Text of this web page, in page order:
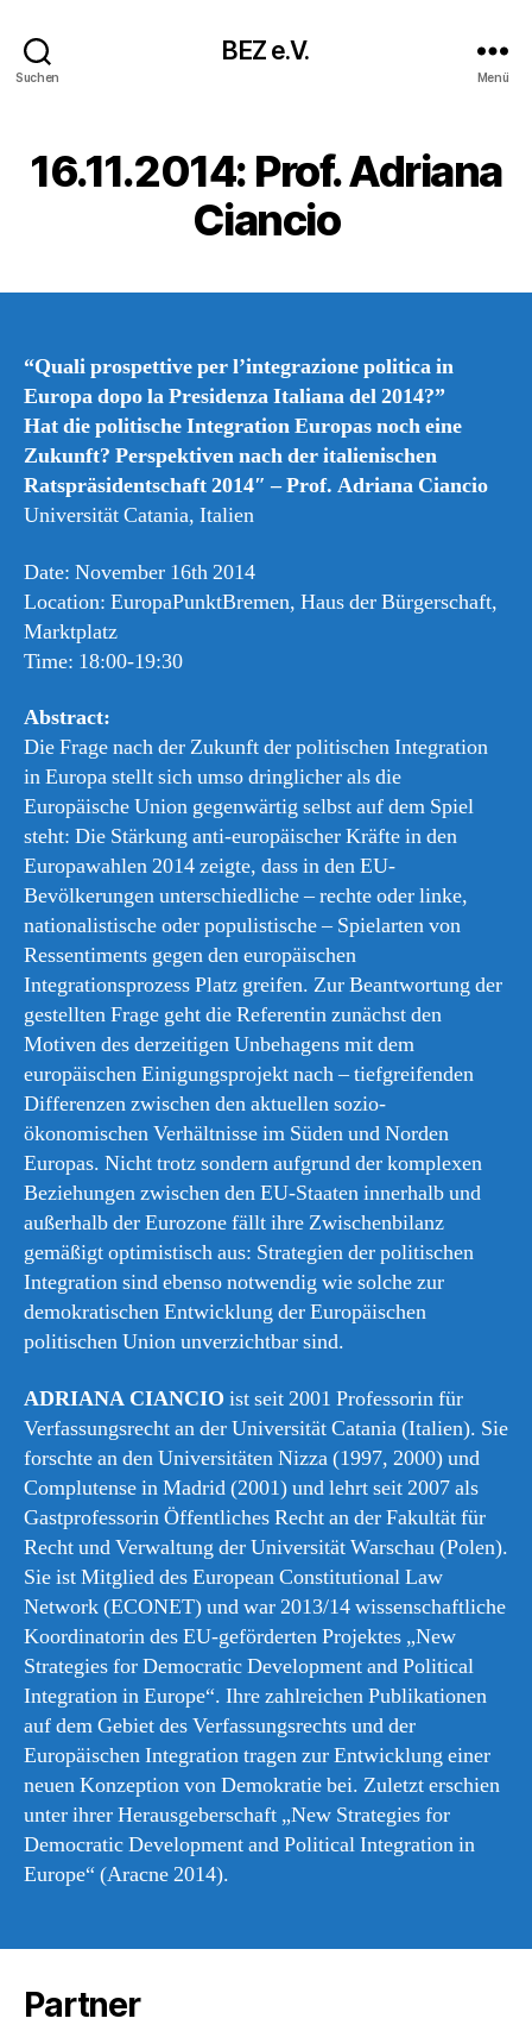
Suchen
BEZ e.V.
Menü
16.11.2014: Prof. Adriana
Ciancio
“Quali prospettive per l’integrazione politica in
Europa dopo la Presidenza Italiana del 2014?”
Hat die politische Integration Europas noch eine
Zukunft? Perspektiven nach der italienischen
Ratspräsidentschaft 2014″ – Prof. Adriana Ciancio
Universität Catania, Italien
Date: November 16th 2014
Location: EuropaPunktBremen, Haus der Bürgerschaft,
Marktplatz
Time: 18:00-19:30
Abstract:
Die Frage nach der Zukunft der politischen Integration
in Europa stellt sich umso dringlicher als die
Europäische Union gegenwärtig selbst auf dem Spiel
steht: Die Stärkung anti-europäischer Kräfte in den
Europawahlen 2014 zeigte, dass in den EU-
Bevölkerungen unterschiedliche – rechte oder linke,
nationalistische oder populistische – Spielarten von
Ressentiments gegen den europäischen
Integrationsprozess Platz greifen. Zur Beantwortung der
gestellten Frage geht die Referentin zunächst den
Motiven des derzeitigen Unbehagens mit dem
europäischen Einigungsprojekt nach – tiefgreifenden
Differenzen zwischen den aktuellen sozio-
ökonomischen Verhältnisse im Süden und Norden
Europas. Nicht trotz sondern aufgrund der komplexen
Beziehungen zwischen den EU-Staaten innerhalb und
außerhalb der Eurozone fällt ihre Zwischenbilanz
gemäßigt optimistisch aus: Strategien der politischen
Integration sind ebenso notwendig wie solche zur
demokratischen Entwicklung der Europäischen
politischen Union unverzichtbar sind.
ADRIANA CIANCIO ist seit 2001 Professorin für
Verfassungsrecht an der Universität Catania (Italien). Sie
forschte an den Universitäten Nizza (1997, 2000) und
Complutense in Madrid (2001) und lehrt seit 2007 als
Gastprofessorin Öffentliches Recht an der Fakultät für
Recht und Verwaltung der Universität Warschau (Polen).
Sie ist Mitglied des European Constitutional Law
Network (ECONET) und war 2013/14 wissenschaftliche
Koordinatorin des EU-geförderten Projektes „New
Strategies for Democratic Development and Political
Integration in Europe“. Ihre zahlreichen Publikationen
auf dem Gebiet des Verfassungsrechts und der
Europäischen Integration tragen zur Entwicklung einer
neuen Konzeption von Demokratie bei. Zuletzt erschien
unter ihrer Herausgeberschaft „New Strategies for
Democratic Development and Political Integration in
Europe“ (Aracne 2014).
Partner